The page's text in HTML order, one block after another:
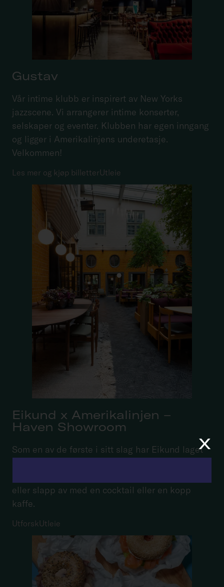
Gustav
Vår intime klubb er inspirert av New Yorks
jazzscene. Vi arrangerer intime konserter,
selskaper og eventer. Klubben har egen inngang
og ligger i Amerikalinjens underetasje.
Velkommen!
Les mer og kjøp billetterUtleie
Eikund x Amerikalinjen –
Haven Showroom
Som en av de første i sitt slag har Eikund laget
eller slapp av med en cocktail eller en kopp
kaffe.
Utforsk Utleie
x